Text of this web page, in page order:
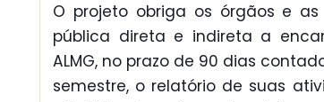
O projeto obriga os órgãos e
pública direta e indireta a
ALMG, no prazo de 90 dias
semestre, o relatório de suas